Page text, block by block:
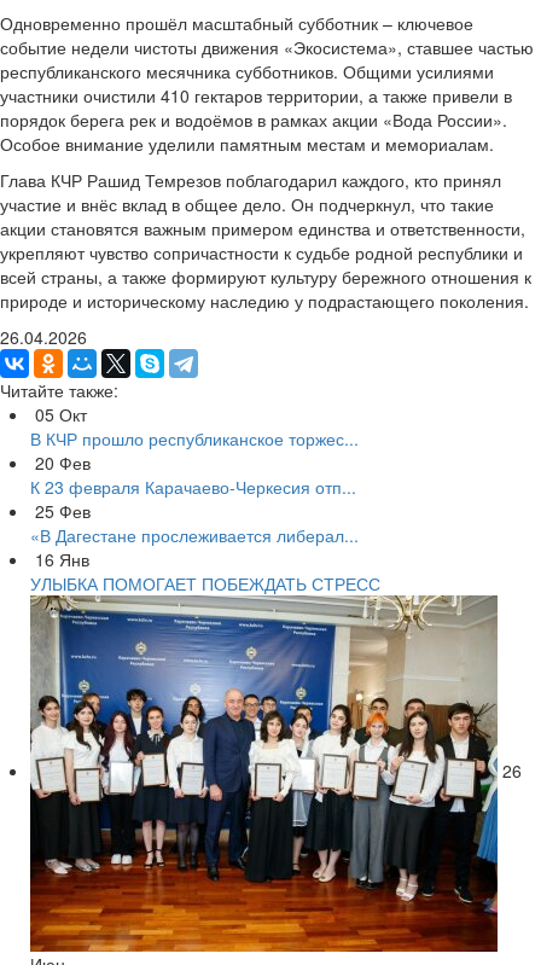
Одновременно прошёл масштабный субботник – ключевое
событие недели чистоты движения «Экосистема», ставшее частью
республиканского месячника субботников. Общими усилиями
участники очистили 410 гектаров территории, а также привели в
порядок берега рек и водоёмов в рамках акции «Вода России».
Особое внимание уделили памятным местам и мемориалам.
Глава КЧР Рашид Темрезов поблагодарил каждого, кто принял
участие и внёс вклад в общее дело. Он подчеркнул, что такие
акции становятся важным примером единства и ответственности,
укрепляют чувство сопричастности к судьбе родной республики и
всей страны, а также формируют культуру бережного отношения к
природе и историческому наследию у подрастающего поколения.
26.04.2026
Читайте также:
05 Окт
В КЧР прошло республиканское торжес...
20 Фев
К 23 февраля Карачаево-Черкесия отп...
25 Фев
«В Дагестане прослеживается либерал...
16 Янв
УЛЫБКА ПОМОГАЕТ ПОБЕЖДАТЬ СТРЕСС
26